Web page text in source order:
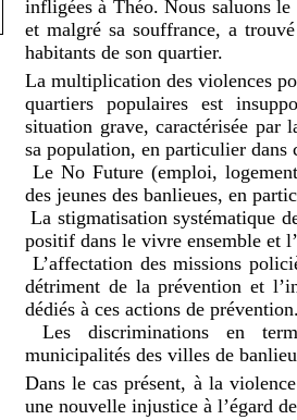
infligées à Théo. Nous saluons
et malgré sa souffrance, a
habitants de son quartier.
La multiplication des violences
quartiers populaires est
situation grave, caractérisée par
sa population, en particulier dans
Le No Future (emploi,
des jeunes des banlieues, en
La stigmatisation systématique
positif dans le vivre ensemble et
L’affectation des missions
détriment de la prévention et
dédiés à ces actions de
Les discriminations en
municipalités des villes de
Dans le cas présent, à la
une nouvelle injustice à l’égard